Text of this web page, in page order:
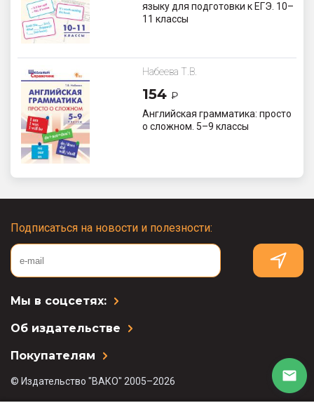
языку для подготовки к ЕГЭ. 10–
11 классы
Набеева Т.В.
154 ₽
Английская грамматика: просто
о сложном. 5–9 классы
Подписаться на новости и полезности:
Мы в соцсетях:
Об издательстве
Покупателям
© Издательство "ВАКО" 2005–2026